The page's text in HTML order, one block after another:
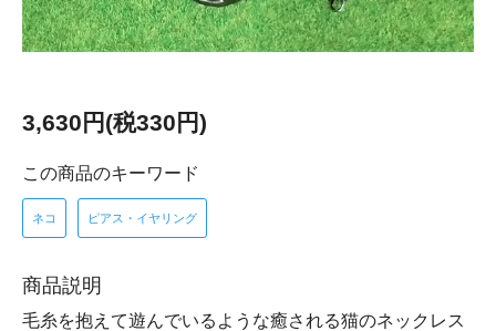
3,630円(税330円)
この商品のキーワード
ネコ ピアス・イヤリング
商品説明
毛糸を抱えて遊んでいるような癒される猫のネックレス